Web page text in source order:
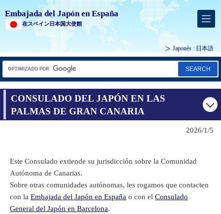
Embajada del Japón en España
在スペイン日本国大使館
Japonés : 日本語
SEARCH
CONSULADO DEL JAPÓN EN LAS
PALMAS DE GRAN CANARIA
2026/1/5
Este Consulado extiende su jurisdicción sobre la Comunidad
Autónoma de Canarias.
Sobre otras comunidades autónomas, les rogamos que contacten
con la Embajada del Japón en España o con el Consulado
General del Japón en Barcelona.